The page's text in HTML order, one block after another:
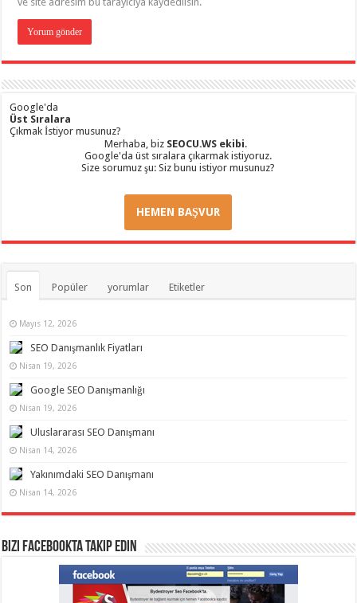
Google'da
Üst Sıralara
Çıkmak İstiyor musunuz?
Merhaba, biz SEOCU.WS ekibi.
Google'da üst sıralara çıkarmak istiyoruz.
Size sorumuz şu: Siz bunu istiyor musunuz?
HEMEN BAŞVUR
Son Popüler yorumlar Etiketler
Mayıs 12, 2026
SEO Danışmanlık Fiyatları
Nisan 19, 2026
Google SEO Danışmanlığı
Nisan 19, 2026
Uluslararası SEO Danışmanı
Nisan 14, 2026
Yakınımdaki SEO Danışmanı
Nisan 14, 2026
Bizi Facebookta Takip Edin